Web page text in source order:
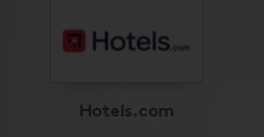
Hotels.com